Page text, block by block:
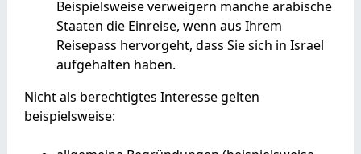
Beispielsweise verweigern manche arabische
Staaten die Einreise, wenn aus Ihrem
Reisepass hervorgeht, dass Sie sich in Israel
aufgehalten haben.
Nicht als berechtigtes Interesse gelten
beispielsweise: